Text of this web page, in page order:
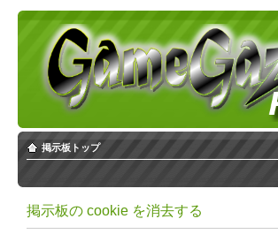
掲示板トップ
掲示板の cookie を消去する